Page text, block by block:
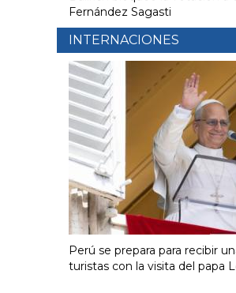
Fernández Sagasti
INTERNACIONES
Perú se prepara para recibir
turistas con la visita del papa